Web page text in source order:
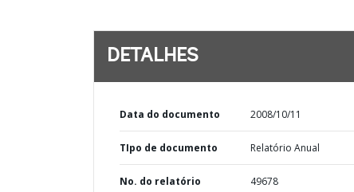
DETALHES
Data do documento 2008/10/11
TIpo de documento Relatório Anual
No. do relatório 49678